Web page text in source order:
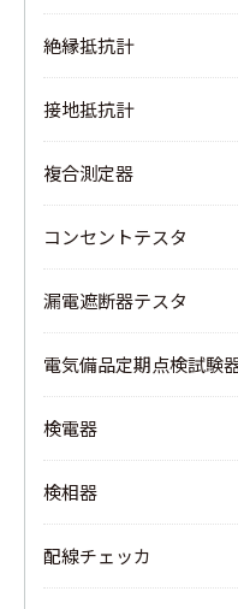
デジタルマルチメー
AC/DCクランプ付き
交流電流測定用クラ
交流電流・直流電流
漏れ電流・負荷電流
フォークカレントテス
DCミリアンペアクラ
DCミリアンペアクラ
AC/DCクランプ付き
クランプパワーメー
絶縁抵抗計
絶縁抵抗計
高圧絶縁抵抗計
絶縁・接地抵抗計
接地抵抗計
接地抵抗計
簡易接地抵抗計
多重接地用アースクラ
絶縁・接地抵抗計
複合測定器
デジタル絶縁・接地
アナログ絶縁・接地
ペン型絶縁・接地抵抗
太陽光発電システム
マルチファンクショ
コンセントテスタ
コンセントテスタ
コンセントテスタ用
三相コンセントテス
三相コンセントテス
漏電遮断器テスタ
漏電遮断器テスタ
可搬形発電機漏電リ
電気備品定期点検試験
電気備品定期点検試験
検電器
低圧用検電器
高低圧用検電器
検相器
非接触検相器
検相器
配線チェッカ